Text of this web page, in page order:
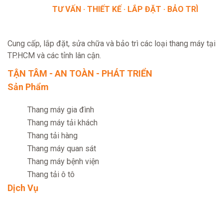
TƯ VẤN · THIẾT KẾ · LẮP ĐẶT · BẢO TRÌ
Cung cấp, lắp đặt, sửa chữa và bảo trì các loại thang máy tại
TP.HCM và các tỉnh lân cận.
TẬN TÂM - AN TOÀN - PHÁT TRIỂN
Sản Phẩm
Thang máy gia đình
Thang máy tải khách
Thang tải hàng
Thang máy quan sát
Thang máy bệnh viện
Thang tải ô tô
Dịch Vụ